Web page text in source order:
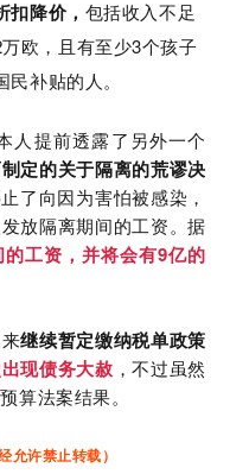
扣降价， 包括收入不足
万欧，且有至少3个孩子
民补贴的人。
人提前透露了另外一个
定的关于隔离的荒谬决
了向因为害怕被感染，
放隔离期间的工资。据
工资，并将会有9亿的
继续暂定缴纳税单政策
现债务大赦 ，不过虽然
算法案结果。
允许禁止转载）